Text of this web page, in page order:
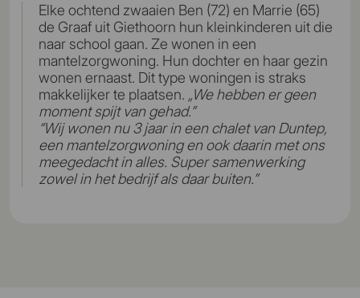
Elke ochtend zwaaien Ben (72) en Marrie (65)
de Graaf uit Giethoorn hun kleinkinderen uit die
naar school gaan. Ze wonen in een
mantelzorgwoning. Hun dochter en haar gezin
wonen ernaast. Dit type woningen is straks
makkelijker te plaatsen. „We hebben er geen
moment spijt van gehad.”
“Wij wonen nu 3 jaar in een chalet van Duntep,
een mantelzorgwoning en ook daarin met ons
meegedacht in alles. Super samenwerking
zowel in het bedrijf als daar buiten.”